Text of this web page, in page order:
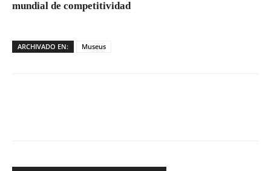
mundial de competitividad
ARCHIVADO EN: Museus